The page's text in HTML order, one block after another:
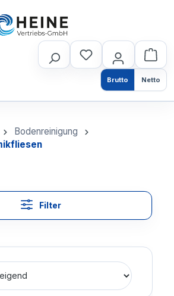
Brutto Netto
Bodenreinigung
Filter